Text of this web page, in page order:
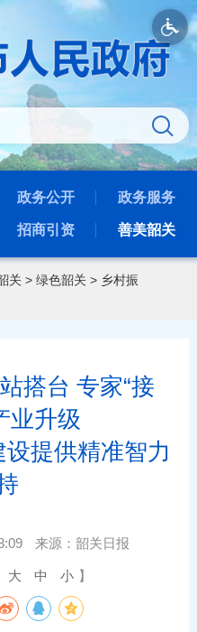
政务公开 政务服务
招商引资 善美韶关
关> 绿色韶关> 乡村振
搭台 专家“接
业升级
提供精准智力
来源： 韶关日报
大 中 小 】